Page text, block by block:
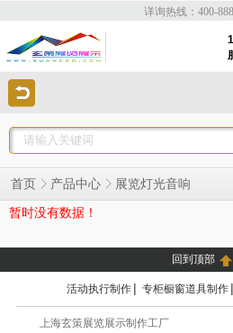
详询热线：400-
首页 产品中心 展览灯光音响
暂时没有数据！
回到顶部
活动执行制作 | 专柜橱窗道具制作 |
上海玄策展览展示制作工厂